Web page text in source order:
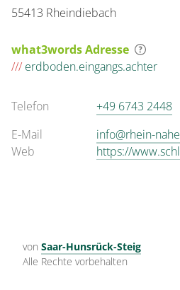
55413 Rheindiebach
what3words Adresse
/// erdboden.eingangs.achter
Telefon
+49 6743 2448
E-Mail
info@rhein-
Web
https://
von Saar-Hunsrück-Steig
Alle Rechte vorbehalten